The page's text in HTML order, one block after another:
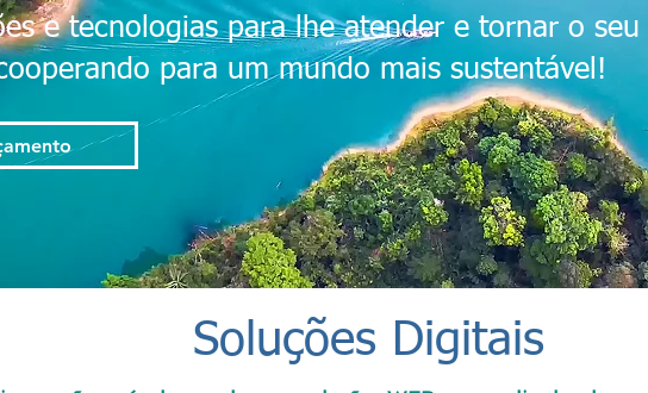
e tecnologias para lhe atender e tornar o
para um mundo mais sustentável!
Soluções Digitais